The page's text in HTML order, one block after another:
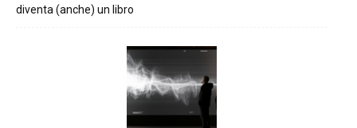
diventa (anche) un libro